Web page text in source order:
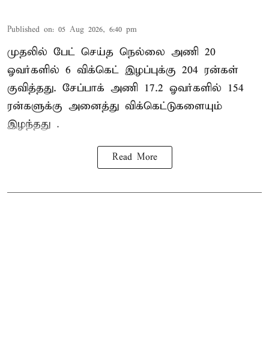
Published on: 05 Aug 2026, 6:40 pm
முதலில் பேட் செய்த நெல்லை அணி 20
ஓவர்களில் 6 விக்கெட் இழப்புக்கு 204 ரன்கள்
குவித்தது. சேப்பாக் அணி 17.2 ஓவர்களில் 154
ரன்களுக்கு அனைத்து விக்கெட்டுகளையும்
இழந்தது .
Read More